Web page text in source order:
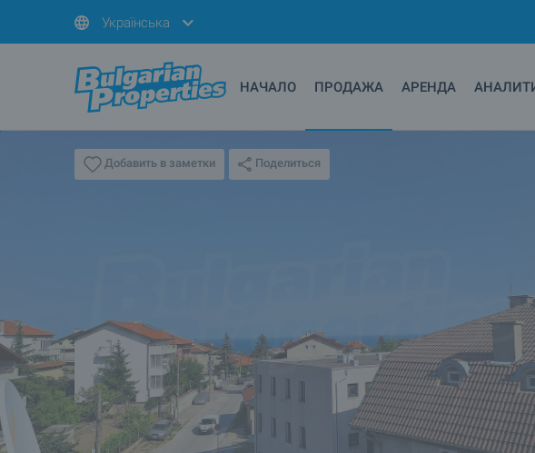
Українська
НАЧАЛО ПРОДАЖА АРЕНДА
Добавить в заметки Поделиться